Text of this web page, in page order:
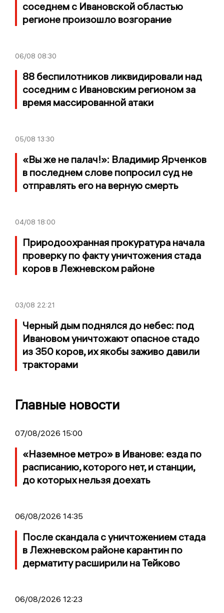
соседнем с Ивановской областью
регионе произошло возгорание
06/08 08:30
88 беспилотников ликвидировали над
соседним с Ивановским регионом за
время массированной атаки
05/08 13:30
«Вы же не палач!»: Владимир Ярченков
в последнем слове попросил суд не
отправлять его на верную смерть
04/08 18:00
Природоохранная прокуратура начала
проверку по факту уничтожения стада
коров в Лежневском районе
03/08 22:21
Черный дым поднялся до небес: под
Ивановом уничтожают опасное стадо
из 350 коров, их якобы заживо давили
тракторами
Главные новости
07/08/2026 15:00
«Наземное метро» в Иванове: езда по
расписанию, которого нет, и станции,
до которых нельзя доехать
06/08/2026 14:35
После скандала с уничтожением стада
в Лежневском районе карантин по
дерматиту расширили на Тейково
06/08/2026 12:23